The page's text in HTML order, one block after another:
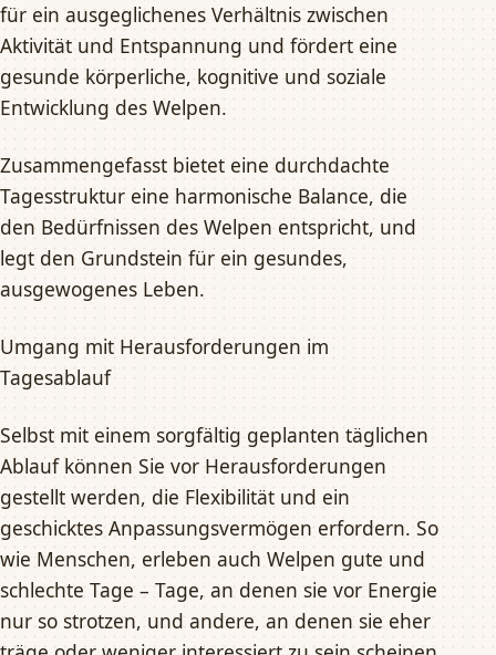
für ein ausgeglichenes Verhältnis zwischen
Aktivität und Entspannung und fördert eine
gesunde körperliche, kognitive und soziale
Entwicklung des Welpen.
Zusammengefasst bietet eine durchdachte
Tagesstruktur eine harmonische Balance, die
den Bedürfnissen des Welpen entspricht, und
legt den Grundstein für ein gesundes,
ausgewogenes Leben.
Umgang mit Herausforderungen im
Tagesablauf
Selbst mit einem sorgfältig geplanten täglichen
Ablauf können Sie vor Herausforderungen
gestellt werden, die Flexibilität und ein
geschicktes Anpassungsvermögen erfordern. So
wie Menschen, erleben auch Welpen gute und
schlechte Tage – Tage, an denen sie vor Energie
nur so strotzen, und andere, an denen sie eher